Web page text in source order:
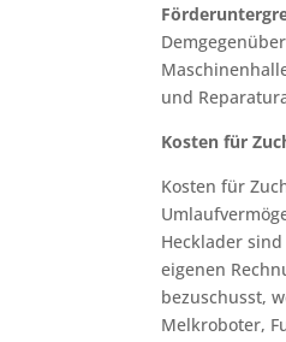
und
Kosten für
Kosten für
Hecklader
eigenen
bezuschusst,
Melkroboter,